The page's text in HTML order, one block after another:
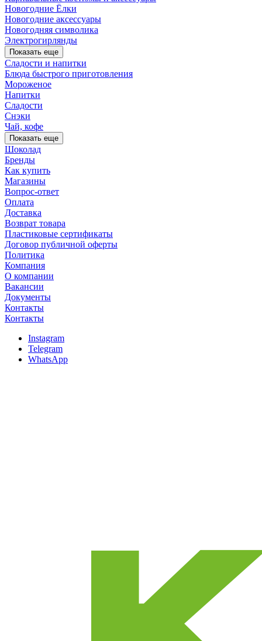
Новогодние Ёлки
Новогодние аксессуары
Новогодняя символика
Электрогирлянды
Показать еще
Сладости и напитки
Блюда быстрого приготовления
Мороженое
Напитки
Сладости
Снэки
Чай, кофе
Показать еще
Шоколад
Бренды
Как купить
Магазины
Вопрос-ответ
Оплата
Доставка
Возврат товара
Пластиковые сертификаты
Договор публичной оферты
Политика
Компания
О компании
Вакансии
Документы
Контакты
Контакты
Instagram
Telegram
WhatsApp